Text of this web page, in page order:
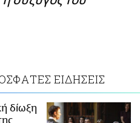
ΕΙΔΗΣΕΙΣ
δίωξη